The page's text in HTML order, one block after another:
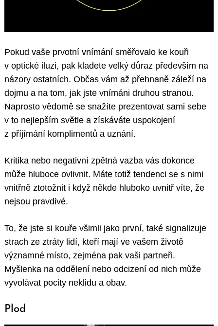
Pokud vaše prvotní vnímání směřovalo ke kouři
v optické iluzi, pak kladete velký důraz především na
názory ostatních. Občas vám až přehnaně záleží na
dojmu a na tom, jak jste vnímáni druhou stranou.
Naprosto vědomě se snažíte prezentovat sami sebe
v to nejlepším světle a získáváte uspokojení
z příjímání komplimentů a uznání.
Kritika nebo negativní zpětná vazba vás dokonce
může hluboce ovlivnit. Máte totiž tendenci se s nimi
vnitřně ztotožnit i když někde hluboko uvnitř víte, že
nejsou pravdivé.
To, že jste si kouře všimli jako první, také signalizuje
strach ze ztráty lidí, kteří mají ve vašem životě
významné místo, zejména pak vaši partneři.
Myšlenka na oddělení nebo odcizení od nich může
vyvolávat pocity neklidu a obav.
Plod